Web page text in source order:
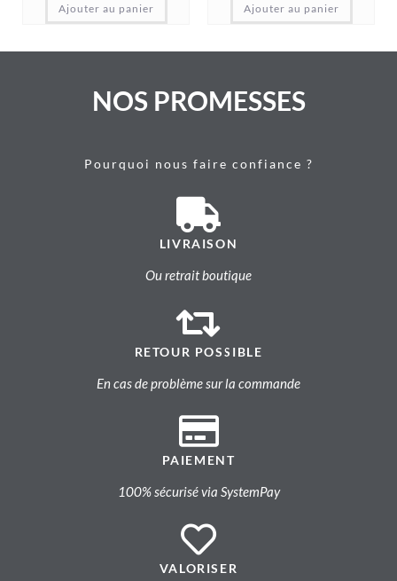
Ajouter au panier Ajouter au panier
NOS PROMESSES
Pourquoi nous faire confiance ?
LIVRAISON
Ou retrait boutique
RETOUR POSSIBLE
En cas de problème sur la commande
PAIEMENT
100% sécurisé via SystemPay
VALORISER